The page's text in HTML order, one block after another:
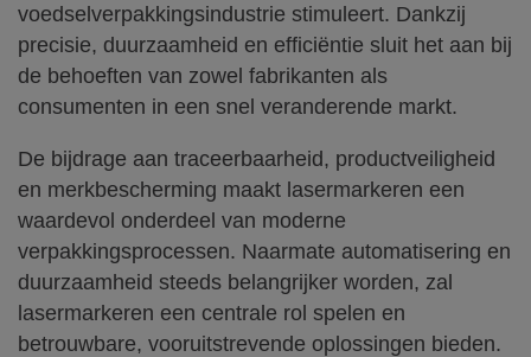
voedselverpakkingsindustrie stimuleert. Dankzij
precisie, duurzaamheid en efficiëntie sluit het aan bij
de behoeften van zowel fabrikanten als
consumenten in een snel veranderende markt.
De bijdrage aan traceerbaarheid, productveiligheid
en merkbescherming maakt lasermarkeren een
waardevol onderdeel van moderne
verpakkingsprocessen. Naarmate automatisering en
duurzaamheid steeds belangrijker worden, zal
lasermarkeren een centrale rol spelen en
betrouwbare, vooruitstrevende oplossingen bieden.